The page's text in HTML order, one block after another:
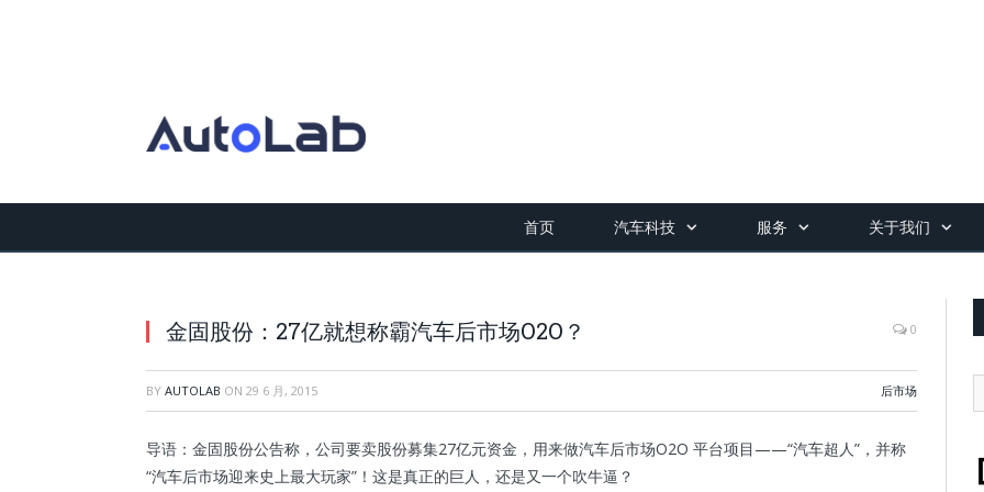
首页 汽车科技 服务 关于我们
金固股份：27亿就想称霸汽车后市场O2O？ 0
BY AUTOLAB ON 29 6 月, 2015 后市场
导语：金固股份公告称，公司要卖股份募集27亿元资金，用来做汽车后市场O2O 平台项目——“汽车超人”，并称
“汽车后市场迎来史上最大玩家”！这是真正的巨人，还是又一个吹牛逼？